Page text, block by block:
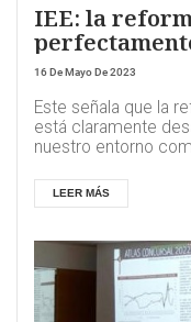
IEE: la
16 De Mayo De 2023
Este señala que la
está claramente
nuestro entorno
LEER MÁS